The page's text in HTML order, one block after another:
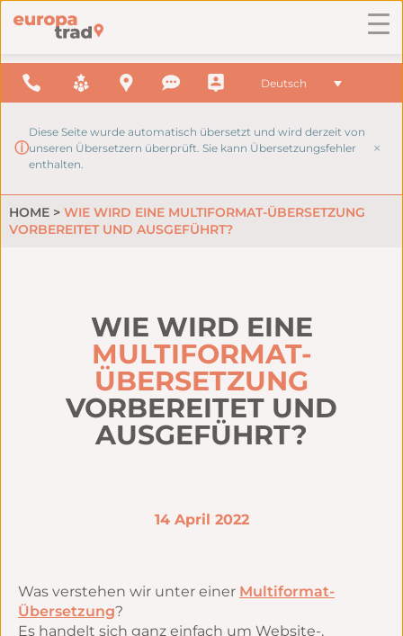
Deutsch
ⓘ
Diese Seite wurde automatisch übersetzt und wird derzeit von
unseren Übersetzern überprüft. Sie kann Übersetzungsfehler
enthalten.
×
HOME > WIE WIRD EINE MULTIFORMAT-ÜBERSETZUNG
VORBEREITET UND AUSGEFÜHRT?
WIE WIRD EINE
MULTIFORMAT-
ÜBERSETZUNG
VORBEREITET UND
AUSGEFÜHRT?
14 April 2022
Was verstehen wir unter einer Multiformat-
Übersetzung?
Es handelt sich ganz einfach um Website-,